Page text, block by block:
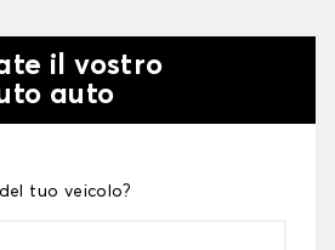
il vostro
auto
tuo veicolo?